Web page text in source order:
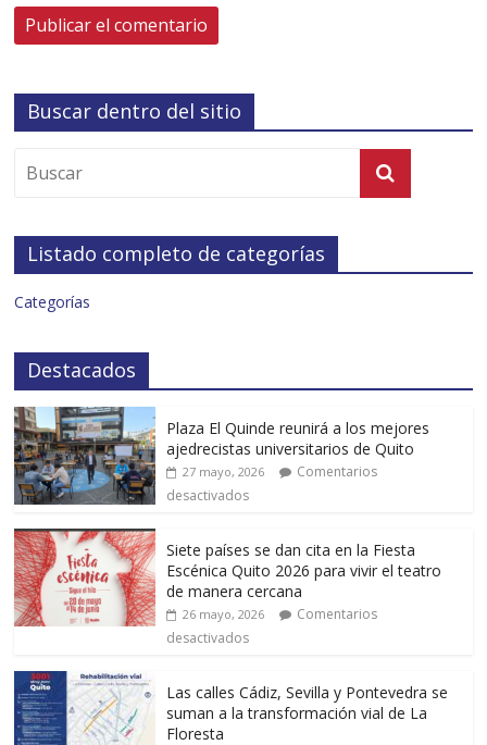
Buscar dentro del sitio
Listado completo de categorías
Categorías
Destacados
Plaza El Quinde reunirá a los mejores
ajedrecistas universitarios de Quito
27 mayo, 2026
Comentarios
desactivados
Siete países se dan cita en la Fiesta
Escénica Quito 2026 para vivir el teatro
de manera cercana
26 mayo, 2026
Comentarios
desactivados
Las calles Cádiz, Sevilla y Pontevedra se
suman a la transformación vial de La
Floresta